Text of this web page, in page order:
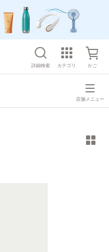
詳細検索 カテゴリ かご
店舗メニュー